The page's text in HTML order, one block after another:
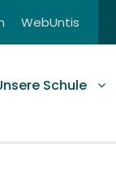
WebUntis
Schule